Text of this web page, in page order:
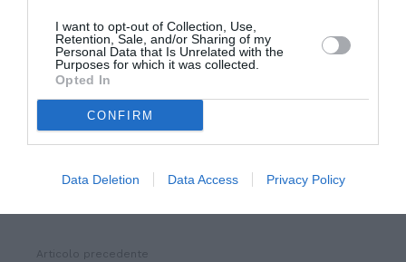
I want to opt-out of Collection, Use,
Retention, Sale, and/or Sharing of my
Personal Data that Is Unrelated with the
Purposes for which it was collected.
Opted In
CONFIRM
Data Deletion Data Access Privacy Policy
salvataggio Sea Eye 4 nel 2023. Ed è per questo
che Tajani ha espresso preoccupazione per il
fatto che i finanziamenti possano contribuire a
sostenere le operazioni delle ONG tedesche nel
Mediterraneo.
>> Tutte le notizie di Stranieri in Italia
Articolo precedente